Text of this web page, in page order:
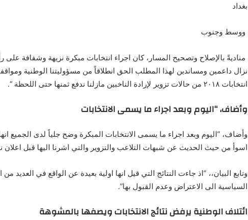
بغداد
ووسط وجنوب
مناديةً بالإصلاح وتصحيح المسار، كان اجراء انتخابات مبكرة نزيهة وشفافة على
نزال داعمين ومساندين لهذا المطلب الحق انطلاقاً من مسؤوليتنا الوطنية
انتخابات ٢٠١٨ من حالات تزوير لإرادة الناخبين مازلنا ندفع ثمنها حتى اللحظة “.
وأضاف، “اليوم وبعد اجراء ما يسمى الانتخابات
وأضاف، “اليوم وبعد اجراء ما يسمى الانتخابات المبكرة وضح جلياً لدى الجميع
اسوأ من حيث الحديث عن شبهات التلاعب والتزوير والتي اشرنا اليها قبل اعلان
وتابع البيان،، “اذ جاءت النتائج التي قيل انها اولية بعيدة عن الواقع في العديد من
السياسية الى الاعتراض وعدم القبول بها”.
ائتلاف الوطنية يرفض نتائج الانتخابات ويصفها بالمشوهة